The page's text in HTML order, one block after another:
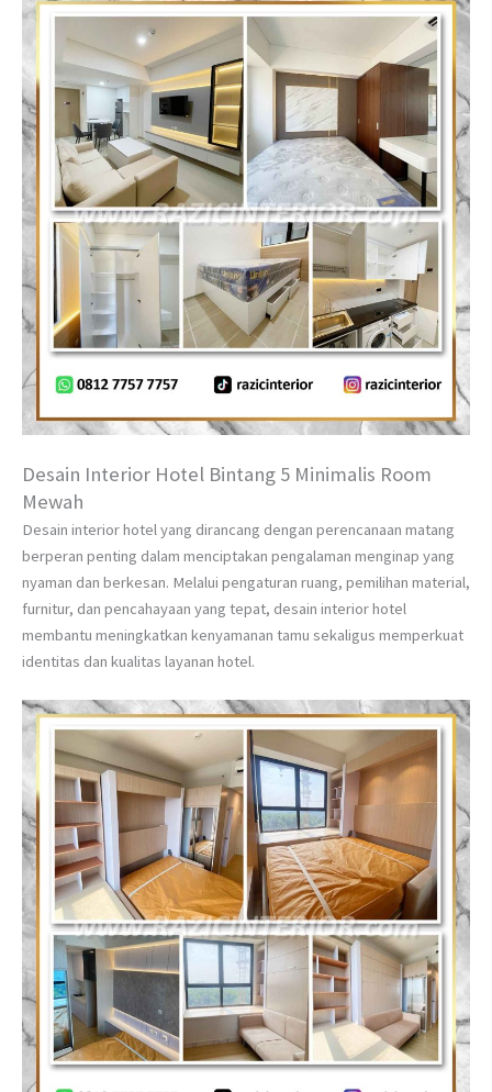
Desain Interior Hotel Bintang 5 Minimalis Room
Mewah
Desain interior hotel yang dirancang dengan perencanaan matang
berperan penting dalam menciptakan pengalaman menginap yang
nyaman dan berkesan. Melalui pengaturan ruang, pemilihan material,
furnitur, dan pencahayaan yang tepat, desain interior hotel
membantu meningkatkan kenyamanan tamu sekaligus memperkuat
identitas dan kualitas layanan hotel.